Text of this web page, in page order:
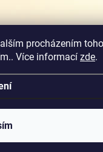
procházením
Více informací zde.